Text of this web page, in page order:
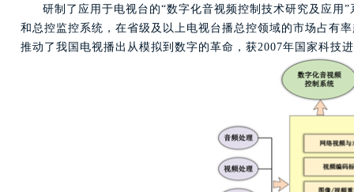
研制了应用于电视台的“数字化音视频控制技术研究及应用
和总控监控系统，在省级及以上电视台播总控领域的市场占有
推动了我国电视播出从模拟到数字的革命，获2007年国家科技